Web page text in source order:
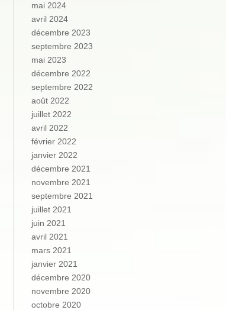
mai 2024
avril 2024
décembre 2023
septembre 2023
mai 2023
décembre 2022
septembre 2022
août 2022
juillet 2022
avril 2022
février 2022
janvier 2022
décembre 2021
novembre 2021
septembre 2021
juillet 2021
juin 2021
avril 2021
mars 2021
janvier 2021
décembre 2020
novembre 2020
octobre 2020